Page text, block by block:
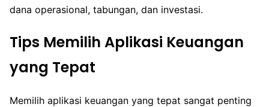
dana operasional, tabungan, dan investasi.
Tips Memilih Aplikasi Keuangan
yang Tepat
Memilih aplikasi keuangan yang tepat sangat penting